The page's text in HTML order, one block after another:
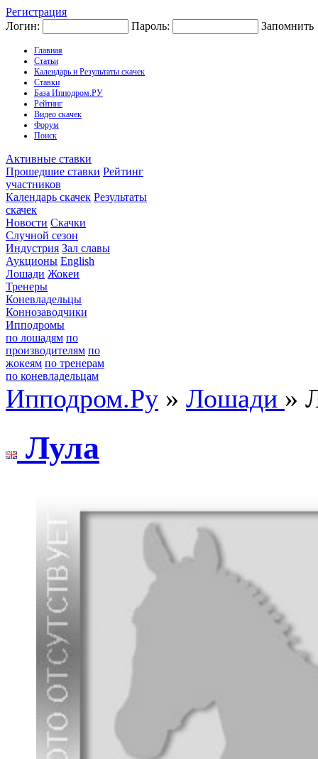
Регистрация
Логин:
Пароль: Запомнить
Главная
Статьи
Календарь и Результаты скачек
Ставки
База Ипподром.РУ
Рейтинг
Видео скачек
Форум
Поиск
Активные ставки
Прошедшие ставки Рейтинг
участников
Календарь скачек Результаты
скачек
Новости Скачки
Случной сезон
Индустрия Зал славы
Аукционы English
Лошади Жокеи
Тренеры
Коневладельцы
Коннозаводчики
Ипподромы
по лошадям по
производителям по
жокеям по тренерам
по коневладельцам
Ипподром.Ру » Лошади »
Лула